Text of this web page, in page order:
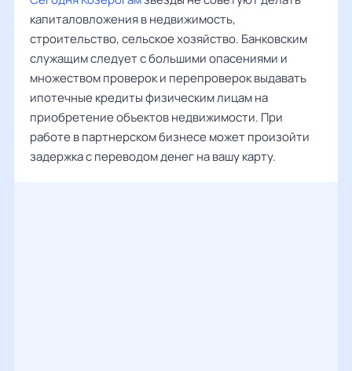
капиталовложения в недвижимость,
строительство, сельское хозяйство. Банковским
служащим следует с большими опасениями и
множеством проверок и перепроверок выдавать
ипотечные кредиты физическим лицам на
приобретение объектов недвижимости. При
работе в партнерском бизнесе может произойти
задержка с переводом денег на вашу карту.